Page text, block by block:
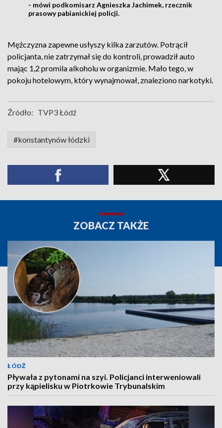
- mówi podkomisarz Agnieszka Jachimek, rzecznik
prasowy pabianickiej policji.
Mężczyzna zapewne usłyszy kilka zarzutów. Potrącił
policjanta, nie zatrzymał się do kontroli, prowadził auto
mając 1,2 promila alkoholu w organizmie. Mało tego, w
pokoju hotelowym, który wynajmował, znaleziono narkotyki.
Źródło: TVP3 Łódź
#konstantynów łódzki
ZOBACZ TAKŻE
ŁÓDŹ
Pływała z pytonami na szyi. Policjanci interweniowali
przy kąpielisku w Piotrkowie Trybunalskim